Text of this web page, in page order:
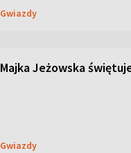
Gwiazdy
Majka Jeżowska
Gwiazdy